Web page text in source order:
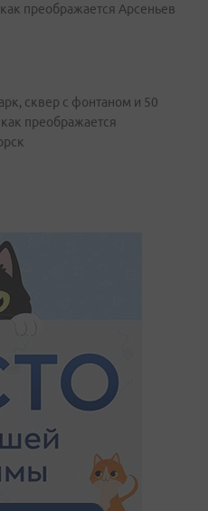
преображается Арсеньев
сквер с фонтаном и 50
преображается